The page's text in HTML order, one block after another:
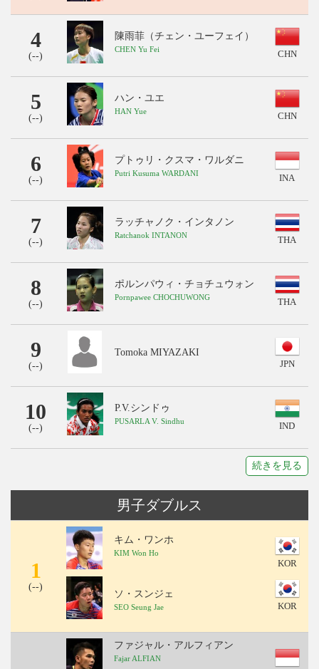
4
(--)
陳雨菲（チェン・ユーフェイ）
CHEN Yu Fei CHN
5
(--)
ハン・ユエ
HAN Yue CHN
6
(--)
プトゥリ・クスマ・ワルダニ
Putri Kusuma WARDANI INA
7
(--)
ラッチャノク・インタノン
Ratchanok INTANON THA
8
(--)
ポルンパウィ・チョチュウォン
Pornpawee CHOCHUWONG THA
9
(--)
Tomoka MIYAZAKI
JPN
10
(--)
P.V.シンドゥ
PUSARLA V. Sindhu IND
続きを見る
男子ダブルス
1
(--)
キム・ワンホ
KIM Won Ho
ソ・スンジェ
SEO Seung Jae
KOR
KOR
ファジャル・アルフィアン
Fajar ALFIAN